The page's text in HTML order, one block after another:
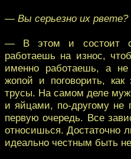
— Вы серьезно их рвете?
— В этом и состоит
работаешь на износ,
именно работаешь, а не
жопой и поговорить,
трусы. На самом деле
и яйцами, по-другому не
первую очередь. Все
относишься. Достаточно
идеально честным быть